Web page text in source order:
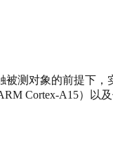
被测对象的前提下，
Cortex‑A15）以